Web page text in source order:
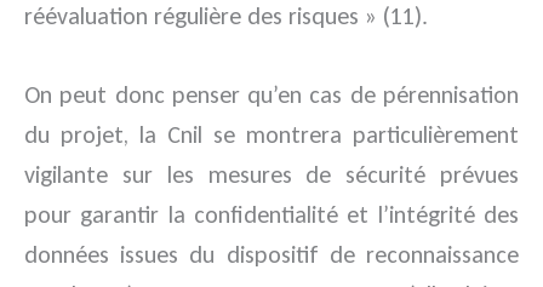
réévaluation régulière des risques » (11).
On peut donc penser qu’en cas de pérennisation
du projet, la Cnil se montrera particulièrement
vigilante sur les mesures de sécurité prévues
pour garantir la confidentialité et l’intégrité des
données issues du dispositif de reconnaissance